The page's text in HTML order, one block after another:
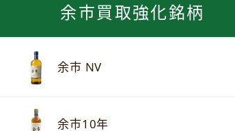
余市買取強化銘柄
余市 NV
余市10年